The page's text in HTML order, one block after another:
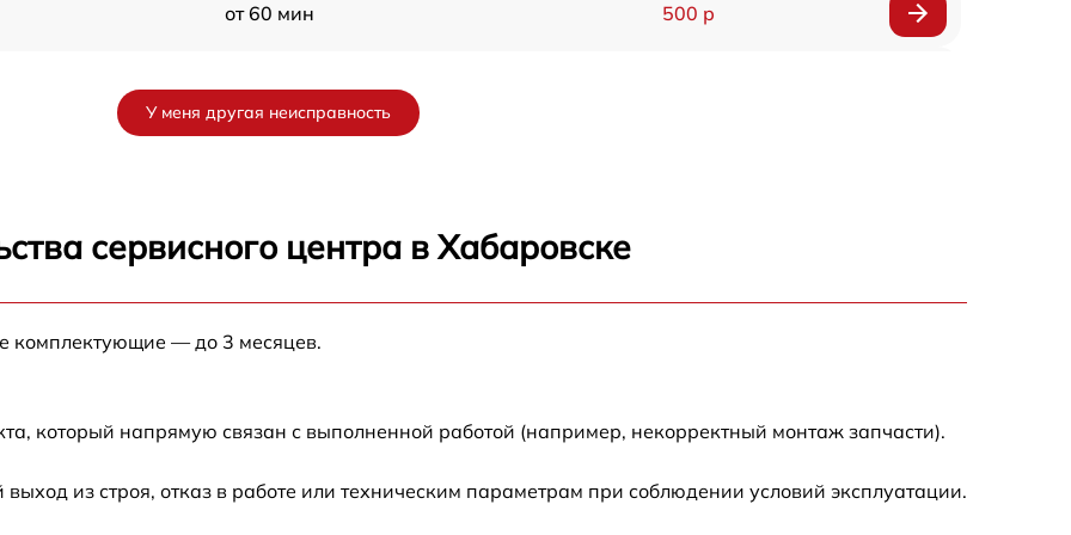
от 60 мин 500 р
от 60 мин
У меня другая неисправность
сервисного центра в Хабаровске
комплектующие — до 3 месяцев.
который напрямую связан с выполненной работой (например, некорректный монтаж запчасти).
из строя, отказ в работе или техническим параметрам при соблюдении условий эксплуатации.